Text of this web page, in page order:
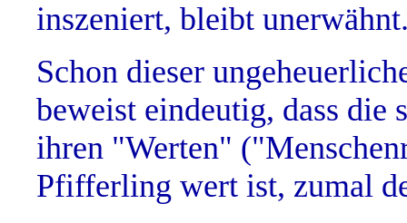
inszeniert, bleibt
Schon dieser
beweist eindeutig, dass
ihren "Werten"
Pfifferling wert ist, zumal